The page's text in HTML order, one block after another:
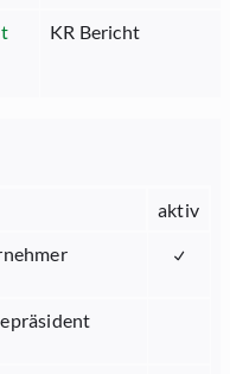
KR Bericht
aktiv